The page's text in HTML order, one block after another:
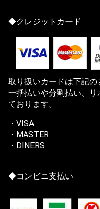
◆クレジットカード
取り扱いカードは下記の
一括払いや分割払い、
ております。
・VISA
・MASTER
・DINERS
◆コンビニ支払い